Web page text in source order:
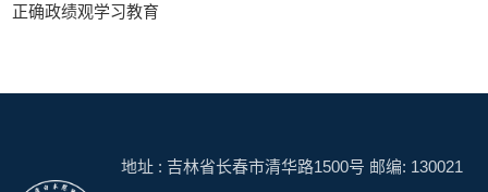
正确政绩观学习教育
地址 : 吉林省长春市清华路1500号 邮编: 130021